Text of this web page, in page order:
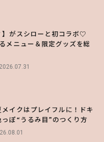
】がスシローと初コラボ♡
メニュー＆限定グッズを総
2026.07.31
メイクはプレイフルに！ドキ
っぽ“うるみ目”のつくり方
通りのカスタマイズができ
My フルーツ³ フラペチー
♡
2026.07.30
メイクはプレイフルに！ドキ
っぽ“うるみ目”のつくり方
は“シアースカート”でさり
け感のニュアンスを楽しめ
テム4選
シャンプー「バティスト」
スタイリング3選